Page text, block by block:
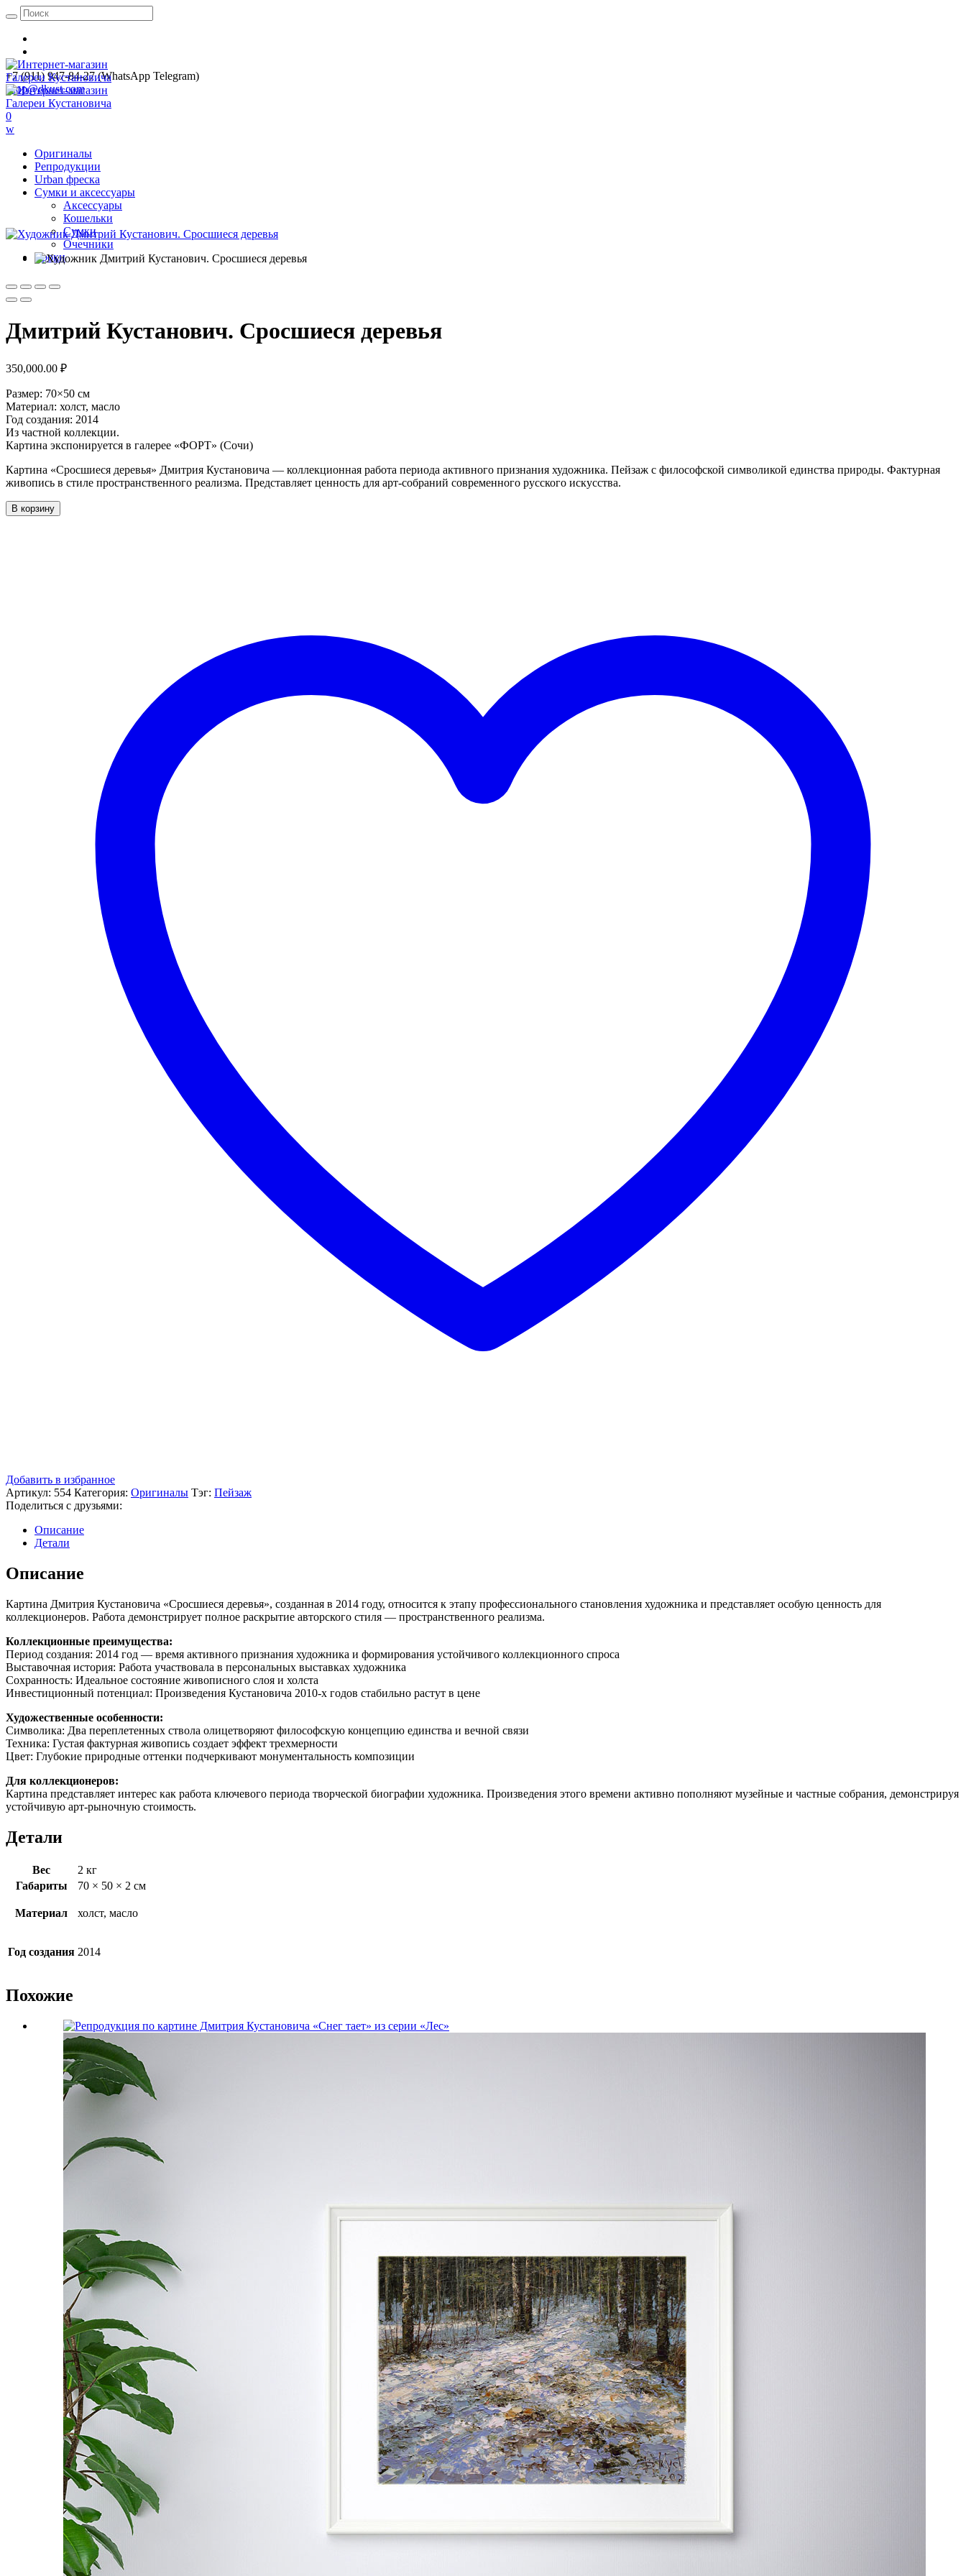
+7 (911) 947-84-27 (WhatsApp Telegram)
shop@dkust.com
0
w
Оригиналы
Репродукции
Urban фреска
Сумки и аксессуары
Аксессуары
Кошельки
Сумки
Очечники
Уроки
Дмитрий Кустанович. Сросшиеся деревья
350,000.00 ₽
Размер: 70×50 см
Материал: холст, масло
Год создания: 2014
Из частной коллекции.
Картина экспонируется в галерее «ФОРТ» (Сочи)
Картина «Сросшиеся деревья» Дмитрия Кустановича — коллекционная работа периода активного признания художника. Пейзаж с философской символикой единства природы. Фактурная
живопись в стиле пространственного реализма. Представляет ценность для арт-собраний современного русского искусства.
Количество
товара
В корзину
Добавить в избранное
Артикул: 554 Категория: Оригиналы Тэг: Пейзаж
Поделиться с друзьями:
Описание
Детали
Описание
Картина Дмитрия Кустановича «Сросшиеся деревья», созданная в 2014 году, относится к этапу профессионального становления художника и представляет особую ценность для
коллекционеров. Работа демонстрирует полное раскрытие авторского стиля — пространственного реализма.
Коллекционные преимущества:
Период создания: 2014 год — время активного признания художника и формирования устойчивого коллекционного спроса
Выставочная история: Работа участвовала в персональных выставках художника
Сохранность: Идеальное состояние живописного слоя и холста
Инвестиционный потенциал: Произведения Кустановича 2010-х годов стабильно растут в цене
Художественные особенности:
Символика: Два переплетенных ствола олицетворяют философскую концепцию единства и вечной связи
Техника: Густая фактурная живопись создает эффект трехмерности
Цвет: Глубокие природные оттенки подчеркивают монументальность композиции
Для коллекционеров:
Картина представляет интерес как работа ключевого периода творческой биографии художника. Произведения этого времени активно пополняют музейные и частные собрания, демонстрируя
устойчивую арт-рыночную стоимость.
Детали
Вес
2 кг
Габариты
70 × 50 × 2 см
Материал холст, масло
Год создания 2014
Похожие